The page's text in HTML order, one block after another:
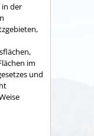
in der
im
und